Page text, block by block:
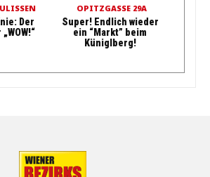
Der
OPITZGASSE 29A
Super! Endlich wieder
ein “Markt” beim
Küniglberg!